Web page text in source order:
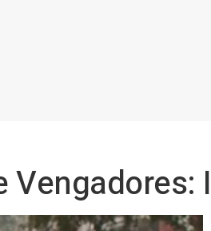
Vengadores: